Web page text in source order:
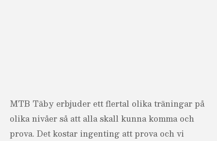
MTB Täby erbjuder ett flertal olika träningar på
olika nivåer så att alla skall kunna komma och
prova. Det kostar ingenting att prova och vi